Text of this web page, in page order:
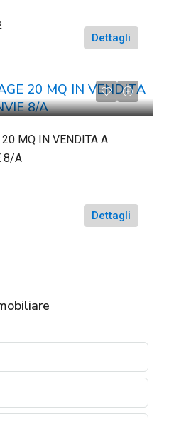
Dettagli
20 MQ IN VENDITA A
8/A
Dettagli